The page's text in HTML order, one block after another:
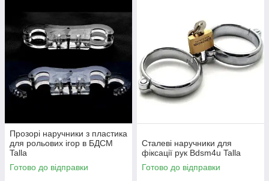
Прозорі наручники з пластика
для рольових ігор в БДСМ
Talla
Готово до відправки
Сталеві наручники для
фіксації рук Bdsm4u Talla
Готово до відправки